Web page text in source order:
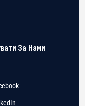
За Нами